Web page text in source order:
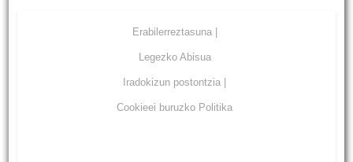
Erabilerreztasuna |
Legezko Abisua
Iradokizun postontzia |
Cookieei buruzko Politika